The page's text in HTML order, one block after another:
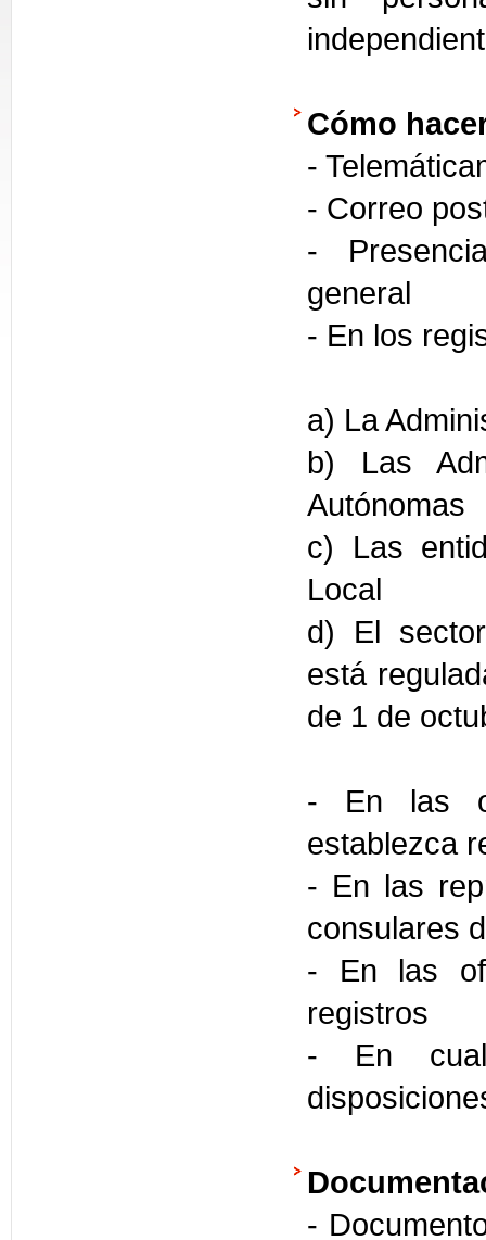
Cómo
-
- Correo
-
general
- En los
a) La
b) Las
Autónomas
c) Las
Local
d) El
está
de 1 de
- En las
establezca
- En las
consulares
- En las
registros
- En
-